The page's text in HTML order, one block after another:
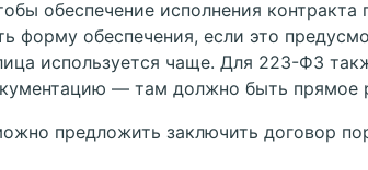
обеспечение исполнения
форму обеспечения, если это
используется чаще. Для 223-ФЗ
— там должно быть прямое
предложить заключить договор